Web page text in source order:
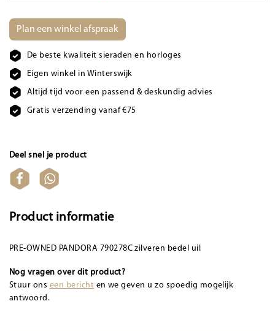
Plan een winkel afspraak
De beste kwaliteit sieraden en horloges
Eigen winkel in Winterswijk
Altijd tijd voor een passend & deskundig advies
Gratis verzending vanaf €75
Deel snel je product
Product informatie
PRE-OWNED PANDORA 790278C zilveren bedel uil
Nog vragen over dit product?
Stuur ons een bericht en we geven u zo spoedig mogelijk
antwoord.